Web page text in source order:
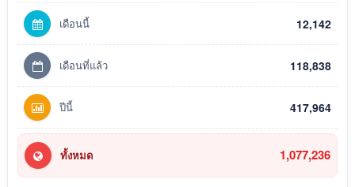
เดือนนี้ 12,142
เดือนที่แล้ว 118,838
ปีนี้ 417,964
ทั้งหมด 1,077,236